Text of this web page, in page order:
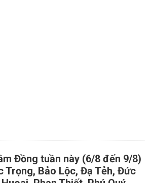
Đồng tuần này (6/8 đến 9/8)
Trọng, Bảo Lộc, Đạ Tẻh, Đức